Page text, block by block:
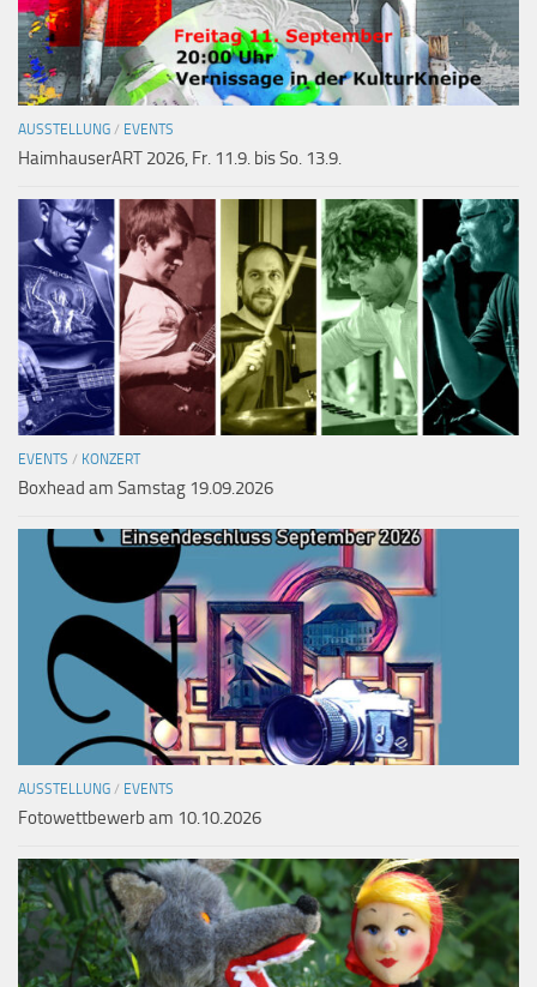
AUSSTELLUNG / EVENTS
HaimhauserART 2026, Fr. 11.9. bis So. 13.9.
EVENTS / KONZERT
Boxhead am Samstag 19.09.2026
AUSSTELLUNG / EVENTS
Fotowettbewerb am 10.10.2026